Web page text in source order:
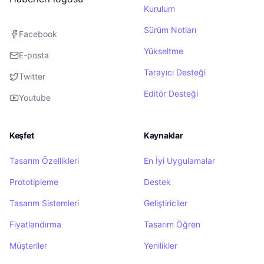
Facebook
E-posta
Twitter
Youtube
Kurulum
Sürüm Notları
Yükseltme
Tarayıcı Desteği
Editör Desteği
Keşfet
Tasarım Özellikleri
Prototipleme
Tasarım Sistemleri
Fiyatlandırma
Müşteriler
Kaynaklar
En İyi Uygulamalar
Destek
Geliştiriciler
Tasarım Öğren
Yenilikler